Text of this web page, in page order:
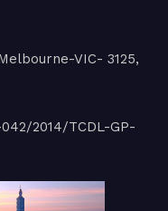
VIC- 3125,
2014/TCDL-GP-